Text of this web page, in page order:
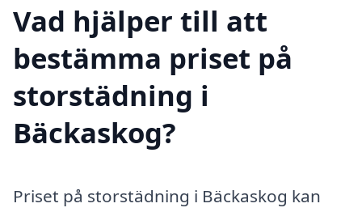
Vad hjälper till att
bestämma priset på
storstädning i
Bäckaskog?
Priset på storstädning i Bäckaskog kan